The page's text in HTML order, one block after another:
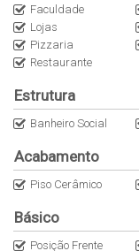
Faculdade
Lojas
Pizzaria
Restaurante
Estrutura
Banheiro Social
Acabamento
Piso Cerâmico
Básico
Posição Frente